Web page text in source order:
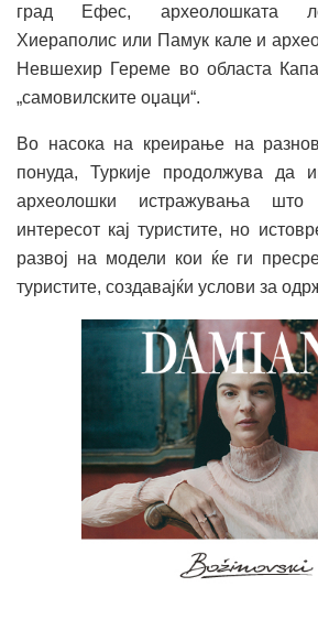
град Ефес, археолошката
Хиераполис или Памук кале и
Невшехир Гереме во областа
„самовилските оџаци“.
Во насока на креирање на
понуда, Туркије продолжува да
археолошки истражувања
интересот кај туристите, но
развој на модели кои ќе ги
туристите, создавајќи услови за